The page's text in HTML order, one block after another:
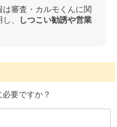
審査・カルモくんに関
、
しつこい勧誘や営業
要ですか？